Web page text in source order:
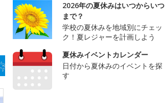
2026年の夏休みはいつからいつ
まで？
学校の夏休みを地域別にチェッ
ク！夏レジャーを計画しよう
夏休みイベントカレンダー
日付から夏休みのイベントを探
す